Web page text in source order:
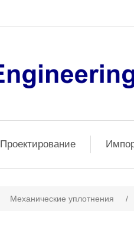
Проектирование
Механические уплотнения /